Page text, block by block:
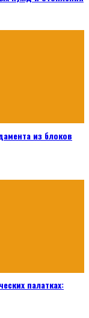
из блоков
палатках: